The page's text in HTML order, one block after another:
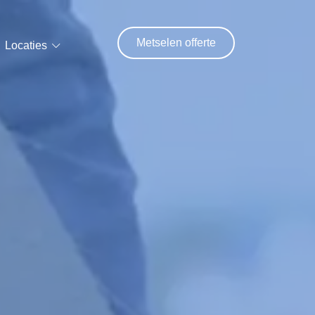
Locaties Metselen offerte